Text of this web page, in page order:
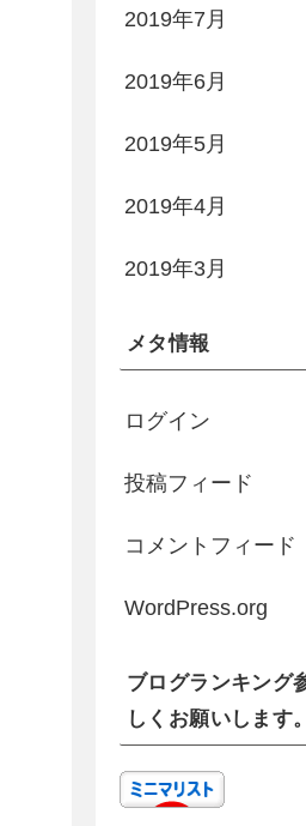
2019年7月
2019年6月
2019年5月
2019年4月
2019年3月
メタ情報
ログイン
投稿フィード
コメントフィード
WordPress.org
ブログランキング
しくお願いします。